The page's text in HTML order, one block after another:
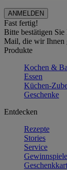
Fast fertig!
Bitte bestätigen
Mail, die wir Ihnen
Produkte
Kochen &
Essen
Küchen-
Geschenke
Entdecken
Rezepte
Stories
Service
Gewinnspiele